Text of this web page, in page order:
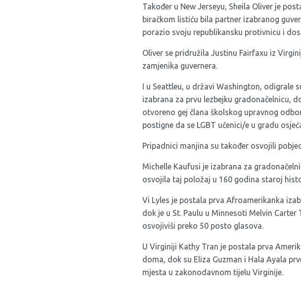
Također u New Jerseyu, Sheila Oliver je
biračkom listiću bila partner izabranog
porazio svoju republikansku protivnicu i
Oliver se pridružila Justinu Fairfaxu iz
zamjenika guvernera.
I u Seattleu, u državi Washington, odigrale
izabrana za prvu lezbejku gradonačelnicu,
otvoreno gej člana školskog upravnog
postigne da se LGBT učenici/e u gradu
Pripadnici manjina su također osvojili
Michelle Kaufusi je izabrana za
osvojila taj položaj u 160 godina staroj
Vi Lyles je postala prva Afroamerikanka
dok je u St. Paulu u Minnesoti Melvin
osvojiviši preko 50 posto glasova.
U Virginiji Kathy Tran je postala prva
doma, dok su Eliza Guzman i Hala Ayala
mjesta u zakonodavnom tijelu Virginije.